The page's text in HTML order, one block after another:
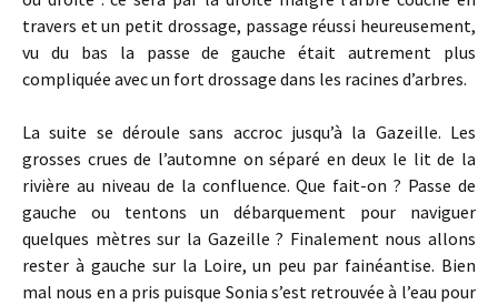
travers et un petit drossage, passage réussi heureusement,
vu du bas la passe de gauche était autrement plus
compliquée avec un fort drossage dans les racines d’arbres.
La suite se déroule sans accroc jusqu’à la Gazeille. Les
grosses crues de l’automne on séparé en deux le lit de la
rivière au niveau de la confluence. Que fait-on ? Passe de
gauche ou tentons un débarquement pour naviguer
quelques mètres sur la Gazeille ? Finalement nous allons
rester à gauche sur la Loire, un peu par fainéantise. Bien
mal nous en a pris puisque Sonia s’est retrouvée à l’eau pour